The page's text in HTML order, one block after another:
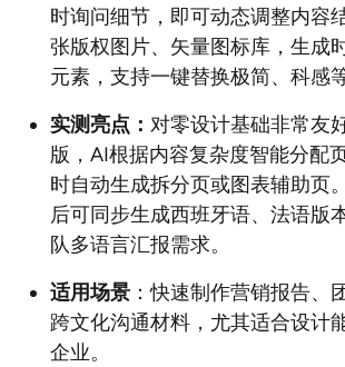
时询问细节，即可动态调整内容
张版权图片、矢量图标库，生成
元素，支持一键替换极简、科感
实测亮点： 对零设计基础非常友
版，AI根据内容复杂度智能分配
时自动生成拆分页或图表辅助页
后可同步生成西班牙语、法语版
队多语言汇报需求。
适用场景：快速制作营销报告、
跨文化沟通材料，尤其适合设计
企业。